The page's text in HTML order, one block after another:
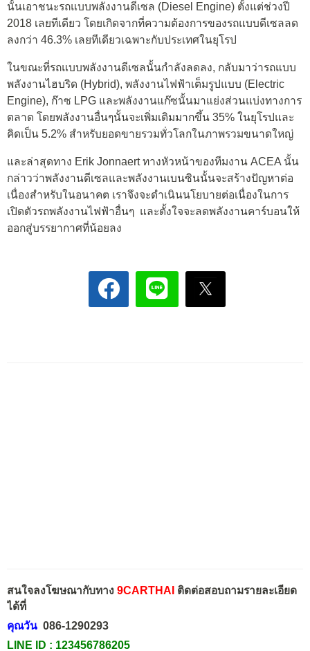
นั้นเอาชนะรถแบบพลังงานดีเซล (Diesel Engine) ตั้งแต่ช่วงปี
2018 เลยทีเดียว โดยเกิดจากที่ความต้องการของรถแบบดีเซลลด
ลงกว่า 46.3% เลยทีเดียวเฉพาะกับประเทศในยุโรป
ในขณะที่รถแบบพลังงานดีเซลนั้นกำลังลดลง, กลับมาว่ารถแบบ
พลังงานไฮบริด (Hybrid), พลังงานไฟฟ้าเต็มรูปแบบ (Electric
Engine), ก๊าซ LPG และพลังงานแก๊ซนั้นมาแย่งส่วนแบ่งทางการ
ตลาด โดยพลังงานอื่นๆนั้นจะเพิ่มเติมมากขึ้น 35% ในยุโรปและ
คิดเป็น 5.2% สำหรับยอดขายรวมทั่วโลกในภาพรวมขนาดใหญ่
และล่าสุดทาง Erik Jonnaert ทางหัวหน้าของทีมงาน ACEA นั้น
กล่าวว่าพลังงานดีเซลและพลังงานเบนซินนั้นจะสร้างปัญหาต่อ
เนื่องสำหรับในอนาคต เราจึงจะดำเนินนโยบายต่อเนื่องในการ
เปิดตัวรถพลังงานไฟฟ้าอื่นๆ และตั้งใจจะลดพลังงานคาร์บอนให้
ออกสู่บรรยากาศที่น้อยลง
สนใจลงโฆษณากับทาง 9CARTHAI ติดต่อสอบถามรายละเอียด
ได้ที่
คุณวัน 086-1290293
LINE ID : 123456786205